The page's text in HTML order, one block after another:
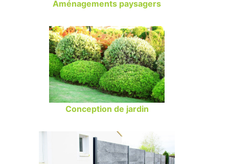
Aménagements paysagers
Conception de jardin